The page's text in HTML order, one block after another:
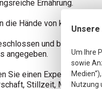
Ernährung.
die Hände von kleinen
und bei
angegeben.
Sie einen Experten,
Stillzeit,
Um Ihre
sowie
Nutzung